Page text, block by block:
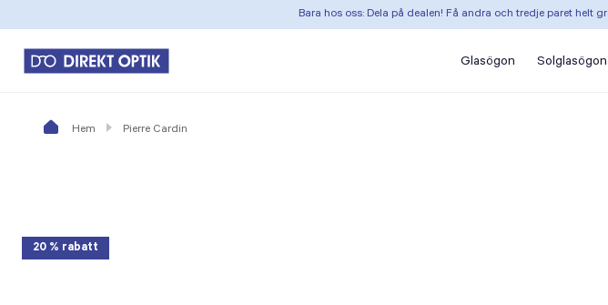
Bara hos oss: Dela på dealen! Få andra och tredje paret helt
Glasögon Solglasögon
Hem Pierre Cardin
20 % rabatt